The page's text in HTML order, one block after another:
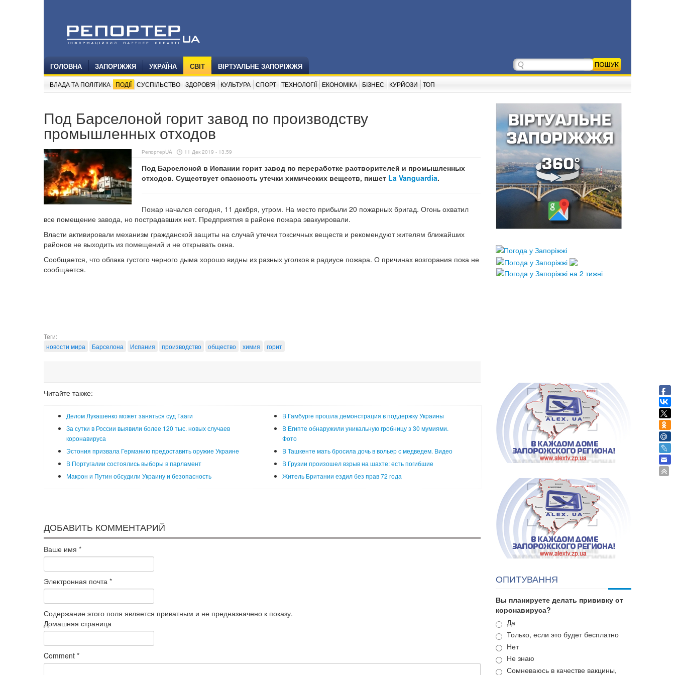
ГОЛОВНА ЗАПОРІЖЖЯ УКРАЇНА СВІТ ВІРТУАЛЬНЕ ЗАПОРІЖЖЯ
ВЛАДА ТА ПОЛІТИКА ПОДІЇ СУСПІЛЬСТВО ЗДОРОВ'Я КУЛЬТУРА СПОРТ ТЕХНОЛОГІЇ ЕКОНОМІКА БІЗНЕС КУРЙОЗИ ТОП
Под Барселоной горит завод по производству
промышленных отходов
РепортерUA 11 Дек 2019 - 13:59
Под Барселоной в Испании горит завод по переработке растворителей и промышленных
отходов. Существует опасность утечки химических веществ, пишет La Vanguardia.
Пожар начался сегодня, 11 декбря, утром. На место прибыли 20 пожарных бригад. Огонь охватил
все помещение завода, но пострадавших нет. Предприятия в районе пожара эвакуировали.
Власти активировали механизм гражданской защиты на случай утечки токсичных веществ и рекомендуют жителям ближайших
районов не выходить из помещений и не открывать окна.
Сообщается, что облака густого черного дыма хорошо видны из разных уголков в радиусе пожара. О причинах возгорания пока не
сообщается.
Теги:
новости мира
Барселона Испания производство общество химия горит
Читайте также:
Делом Лукашенко может заняться суд Гааги
В Гамбурге прошла демонстрация в поддержку Украины
За сутки в России выявили более 120 тыс. новых случаев
коронавируса
В Египте обнаружили уникальную гробницу з 30 мумиями.
Фото
Эстония призвала Германию предоставить оружие Украине
В Ташкенте мать бросила дочь в вольер с медведем. Видео
В Португалии состоялись выборы в парламент
В Грузии произошел взрыв на шахте: есть погибшие
Макрон и Путин обсудили Украину и безопасность
Житель Британии ездил без прав 72 года
ДОБАВИТЬ КОММЕНТАРИЙ
Ваше имя *
Электронная почта *
Содержание этого поля является приватным и не предназначено к показу.
Домашняя страница
Comment *
ОПИТУВАННЯ
Вы планируете делать прививку от
коронавируса?
Варианты
Да
Только, если это будет бесплатно
Нет
Не знаю
Сомневаюсь в качестве вакцины,